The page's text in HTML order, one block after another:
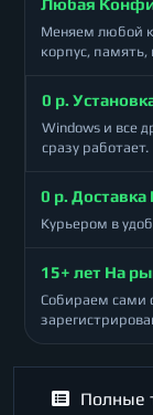
Меняем любой
корпус, память,
0 р.
Windows и все
сразу работает.
0 р.
Курьером в
15+ лет На
Собираем сами
Полные